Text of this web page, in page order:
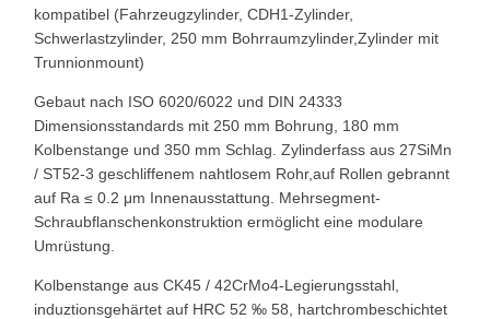
kompatibel (Fahrzeugzylinder, CDH1-Zylinder,
Schwerlastzylinder, 250 mm Bohrraumzylinder,Zylinder mit
Trunnionmount)
Gebaut nach ISO 6020/6022 und DIN 24333
Dimensionsstandards mit 250 mm Bohrung, 180 mm
Kolbenstange und 350 mm Schlag. Zylinderfass aus 27SiMn
/ ST52-3 geschliffenem nahtlosem Rohr,auf Rollen gebrannt
auf Ra ≤ 0.2 μm Innenausstattung. Mehrsegment-
Schraubflanschenkonstruktion ermöglicht eine modulare
Umrüstung.
Kolbenstange aus CK45 / 42CrMo4-Legierungsstahl,
induztionsgehärtet auf HRC 52 ‰ 58, hartchrombeschichtet